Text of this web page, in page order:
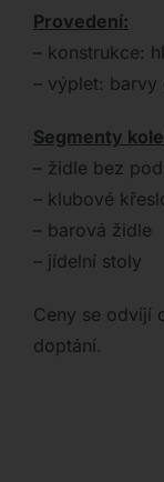
Provedení:
– konstrukce:
– výplet:
Segmenty
– židle bez
– klubové
– barová židle
– jídelní stoly
Ceny se odvíjí
doptání.